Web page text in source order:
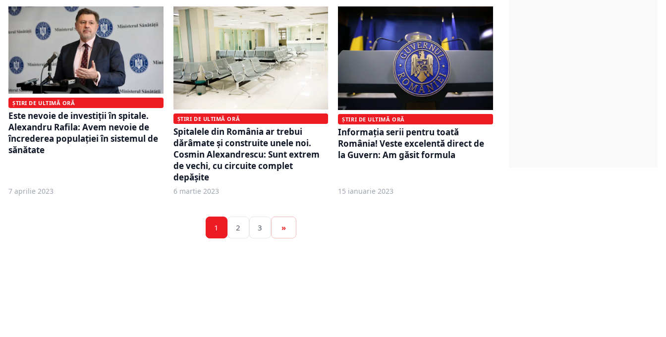
ȘTIRI DE ULTIMĂ ORĂ
Este nevoie de investiții în spitale.
Alexandru Rafila: Avem nevoie de
încrederea populației în sistemul de
sănătate
7 aprilie 2023
ȘTIRI DE ULTIMĂ ORĂ
Spitalele din România ar trebui
dărâmate și construite unele noi.
Cosmin Alexandrescu: Sunt extrem
de vechi, cu circuite complet
depăşite
6 martie 2023
ȘTIRI DE ULTIMĂ ORĂ
Informația serii pentru toată
România! Veste excelentă direct de
la Guvern: Am găsit formula
15 ianuarie 2023
1 2 3 »